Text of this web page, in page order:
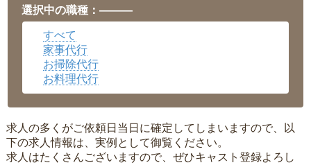
岡山県▼
広島県▼
沖縄県
選択中の職種：———
すべて
家事代行
お掃除代行
お料理代行
求人の多くがご依頼日当日に確定してしまいますので、以
下の求人情報は、実例として御覧ください。
求人はたくさんございますので、ぜひキャスト登録よろし